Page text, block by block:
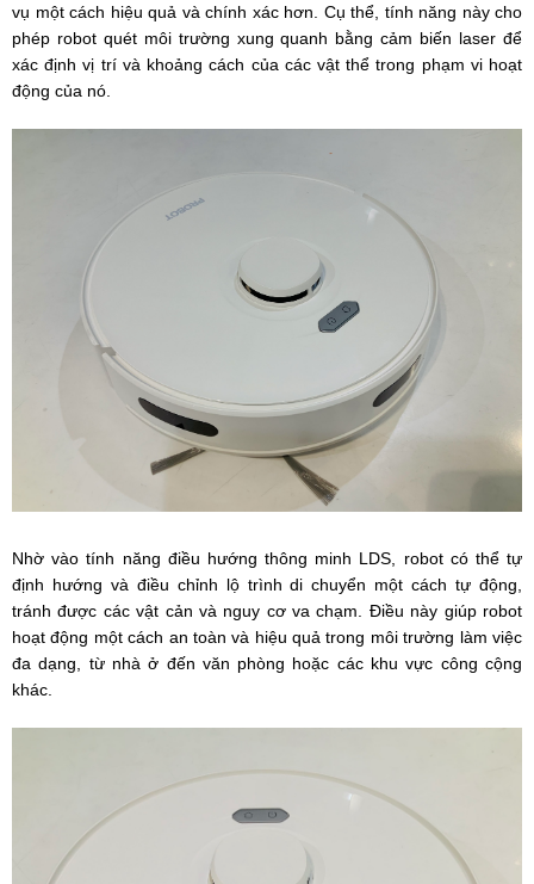
vụ một cách hiệu quả và chính xác hơn. Cụ thể, tính năng này cho
phép robot quét môi trường xung quanh bằng cảm biến laser để
xác định vị trí và khoảng cách của các vật thể trong phạm vi hoạt
động của nó.
Nhờ vào tính năng điều hướng thông minh LDS, robot có thể tự
định hướng và điều chỉnh lộ trình di chuyển một cách tự động,
tránh được các vật cản và nguy cơ va chạm. Điều này giúp robot
hoạt động một cách an toàn và hiệu quả trong môi trường làm việc
đa dạng, từ nhà ở đến văn phòng hoặc các khu vực công cộng
khác.